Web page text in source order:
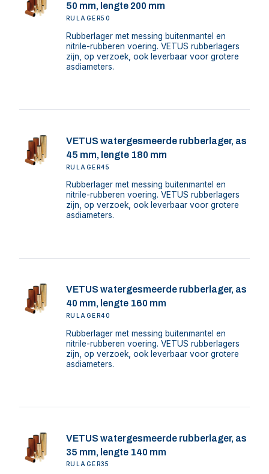
50 mm, lengte 200 mm
RULAGER50
Rubberlager met messing buitenmantel en
nitrile-rubberen voering. VETUS rubberlagers
zijn, op verzoek, ook leverbaar voor grotere
asdiameters.
VETUS watergesmeerde rubberlager, as
45 mm, lengte 180 mm
RULAGER45
Rubberlager met messing buitenmantel en
nitrile-rubberen voering. VETUS rubberlagers
zijn, op verzoek, ook leverbaar voor grotere
asdiameters.
VETUS watergesmeerde rubberlager, as
40 mm, lengte 160 mm
RULAGER40
Rubberlager met messing buitenmantel en
nitrile-rubberen voering. VETUS rubberlagers
zijn, op verzoek, ook leverbaar voor grotere
asdiameters.
VETUS watergesmeerde rubberlager, as
35 mm, lengte 140 mm
RULAGER35